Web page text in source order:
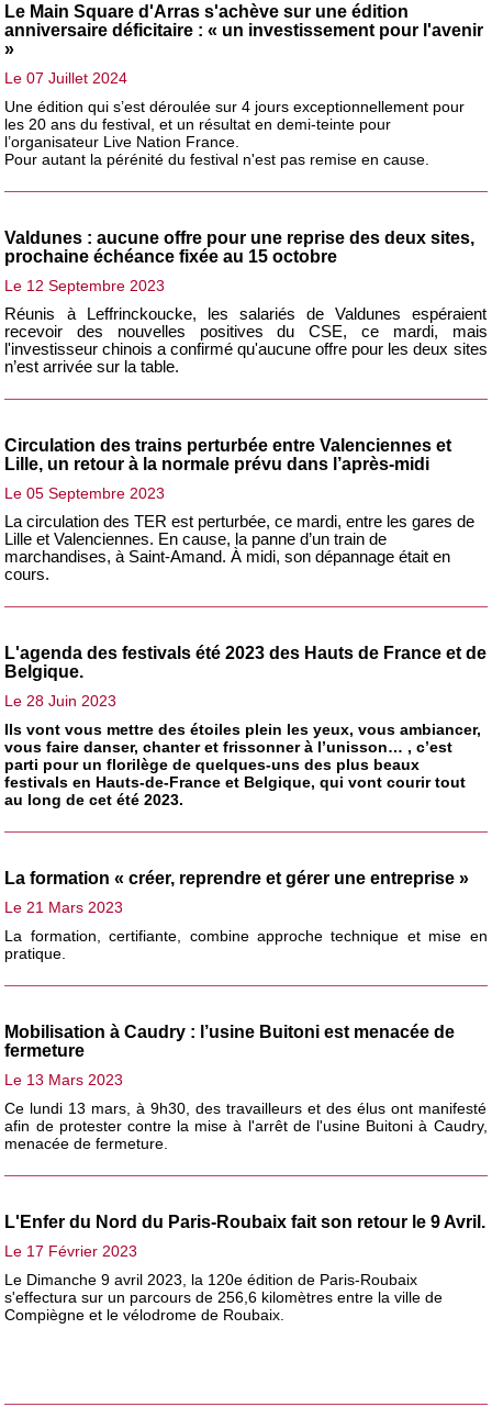
Le Main Square d'Arras s'achève sur une édition
anniversaire déficitaire : « un investissement pour l'avenir
»
Le 07 Juillet 2024
Une édition qui s’est déroulée sur 4 jours exceptionnellement pour
les 20 ans du festival, et un résultat en demi-teinte pour
l’organisateur Live Nation France.
Pour autant la pérénité du festival n'est pas remise en cause.
Valdunes : aucune offre pour une reprise des deux sites,
prochaine échéance fixée au 15 octobre
Le 12 Septembre 2023
Réunis à Leffrinckoucke, les salariés de Valdunes espéraient
recevoir des nouvelles positives du CSE, ce mardi, mais
l'investisseur chinois a confirmé qu'aucune offre pour les deux sites
n’est arrivée sur la table.
Circulation des trains perturbée entre Valenciennes et
Lille, un retour à la normale prévu dans l’après-midi
Le 05 Septembre 2023
La circulation des TER est perturbée, ce mardi, entre les gares de
Lille et Valenciennes. En cause, la panne d’un train de
marchandises, à Saint-Amand. À midi, son dépannage était en
cours.
L'agenda des festivals été 2023 des Hauts de France et de
Belgique.
Le 28 Juin 2023
Ils vont vous mettre des étoiles plein les yeux, vous ambiancer,
vous faire danser, chanter et frissonner à l’unisson… , c’est
parti pour un florilège de quelques-uns des plus beaux
festivals en Hauts-de-France et Belgique, qui vont courir tout
au long de cet été 2023.
La formation « créer, reprendre et gérer une entreprise »
Le 21 Mars 2023
La formation, certifiante, combine approche technique et mise en
pratique.
Mobilisation à Caudry : l’usine Buitoni est menacée de
fermeture
Le 13 Mars 2023
Ce lundi 13 mars, à 9h30, des travailleurs et des élus ont manifesté
afin de protester contre la mise à l'arrêt de l'usine Buitoni à Caudry,
menacée de fermeture.
L'Enfer du Nord du Paris-Roubaix fait son retour le 9 Avril.
Le 17 Février 2023
Le Dimanche 9 avril 2023, la 120e édition de Paris-Roubaix
s'effectura sur un parcours de 256,6 kilomètres entre la ville de
Compiègne et le vélodrome de Roubaix.